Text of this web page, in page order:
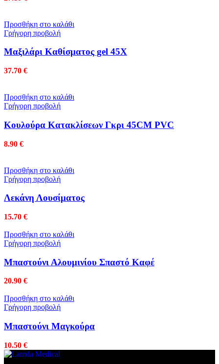
Προσθήκη στο καλάθι
Γρήγορη προβολή
Mαξιλάρι Καθίσματος gel 45Χ
37.70 €
Προσθήκη στο καλάθι
Γρήγορη προβολή
Κουλούρα Κατακλίσεων Γκρι 45CM PVC
8.90 €
Προσθήκη στο καλάθι
Γρήγορη προβολή
Λεκάνη Λουσίματος
15.70 €
Προσθήκη στο καλάθι
Γρήγορη προβολή
Μπαστούνι Αλουμινίου Σπαστό Καφέ
20.90 €
Προσθήκη στο καλάθι
Γρήγορη προβολή
Μπαστούνι Μαγκούρα
10.50 €